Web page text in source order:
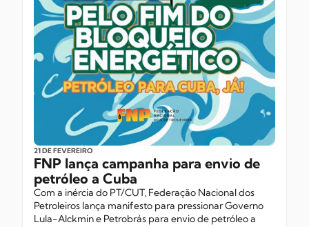
21 DE FEVEREIRO
FNP lança campanha para envio de
petróleo a Cuba
Com a inércia do PT/CUT, Federação Nacional dos
Petroleiros lança manifesto para pressionar Governo
Lula-Alckmin e Petrobrás para envio de petróleo a